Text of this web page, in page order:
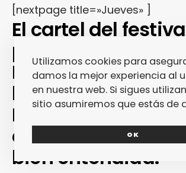
[nextpage title=»Jueves» ]
El cartel del
portugués Vilar de
Mouros 2016 fue
barra libre de
Pero hay que
que fue una
bien entendida.
Utilizamos cookies para
damos la mejor experiencia al
en nuestra web. Si sigues
sitio asumiremos que estás de
OK